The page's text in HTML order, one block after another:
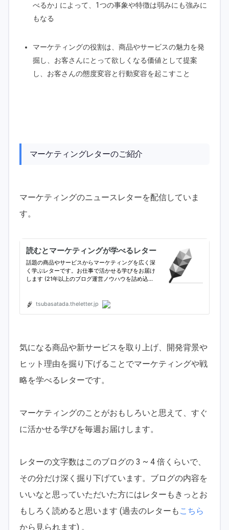
べるか｣ によって、1つの事象や特徴は弱みにも強みに
もなる
マーケティングの役割は、商品やサービスの魅力を発
掘し、お客さんにとって欲しくなる価値として提案
し、お客さんの態度変容と行動変容を起こすこと
マーケティングレターのご紹介
マーケティングのニュースレターを配信していま
す。
気になる商品や新サービスを取り上げ、開発背景や
ヒット理由を掘り下げることでマーケティングや戦
略を学べるレターです。
マーケティングのことがおもしろいと思えて、すぐ
に活かせる学びを毎週お届けします。
レターの文字数はこのブログの 3 ~ 4 倍くらいで、
その分だけ深く掘り下げています。ブログの内容を
いいなと思っていただいた方にはレターもきっとお
もしろく読めると思います (過去のレターも こちら
から見られます) 。